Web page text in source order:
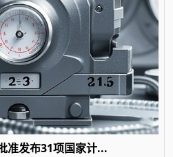
准发布31项国家计...